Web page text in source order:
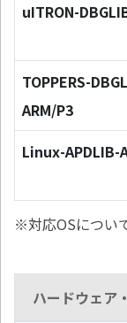
uITRON-
TOPPERS-
ARM/P3
Linux-APDLIB-
※対応OSについ
ハードウェア